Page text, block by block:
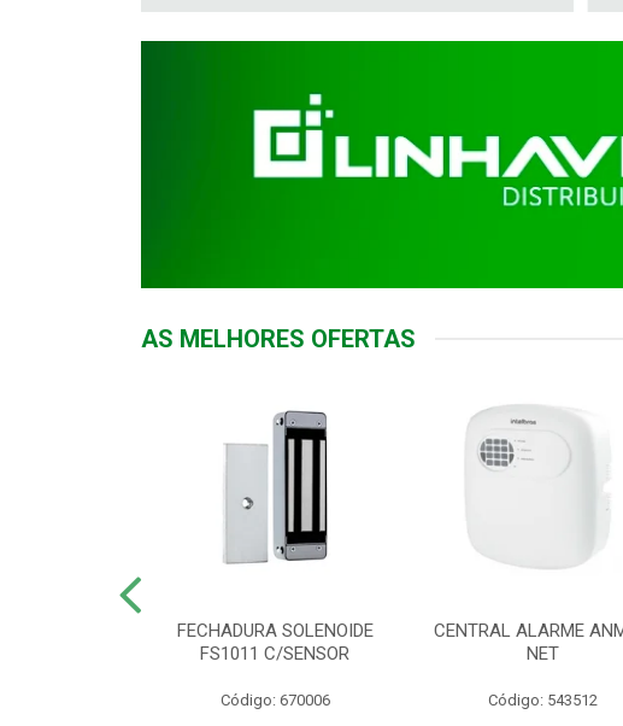
AS MELHORES OFERTAS
FECHADURA SOLENOIDE
FS1011 C/SENSOR
Código: 670006
CENTRAL ALARME
NET
Código: 543512